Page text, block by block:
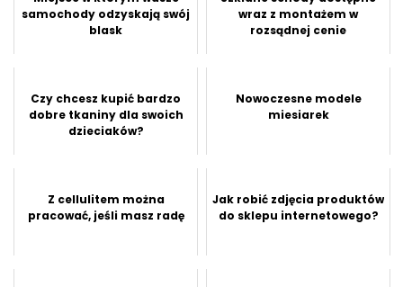
samochody odzyskają swój
blask
wraz z montażem w
rozsądnej cenie
Czy chcesz kupić bardzo
dobre tkaniny dla swoich
dzieciaków?
Nowoczesne modele
miesiarek
Z cellulitem można
pracować, jeśli masz radę
Jak robić zdjęcia produktów
do sklepu internetowego?